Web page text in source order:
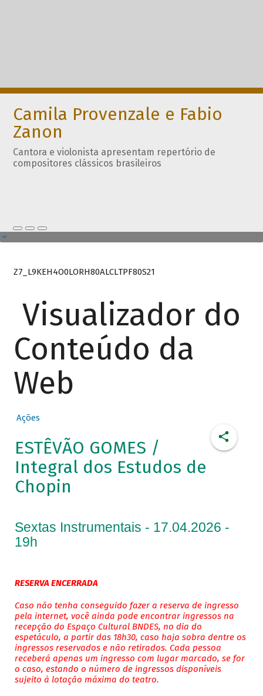
Camila Provenzale e Fabio
Zanon
Cantora e violonista apresentam repertório de
compositores clássicos brasileiros
Z7_L9KEH4O0LORH80ALCLTPF80S21
Visualizador do
Conteúdo da
Web
Ações
ESTÊVÃO GOMES /
Integral dos Estudos de
Chopin
Sextas Instrumentais - 17.04.2026 -
19h
RESERVA ENCERRADA
Caso não tenha conseguido fazer a reserva de ingresso
pela internet, você ainda pode encontrar ingressos na
recepção do Espaço Cultural BNDES, no dia do
espetáculo, a partir das 18h30, caso haja sobra dentre os
ingressos reservados e não retirados. Cada pessoa
receberá apenas um ingresso com lugar marcado, se for
o caso, estando o número de ingressos disponíveis
sujeito à lotação máxima do teatro.